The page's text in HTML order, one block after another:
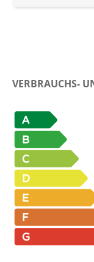
VERBRAUCHS-